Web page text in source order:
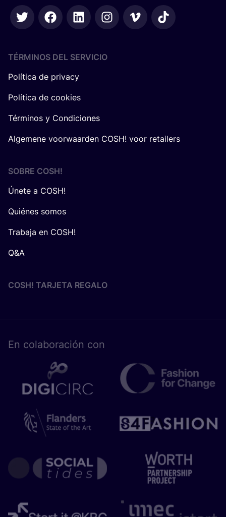
TÉRMINOS DEL SERVICIO
Política de privacy
Política de cookies
Términos y Condiciones
Algemene voorwaarden COSH! voor retailers
SOBRE COSH!
Únete a COSH!
Quiénes somos
Trabaja en COSH!
Q&A
COSH! TARJETA REGALO
En cola­bo­ra­ción con